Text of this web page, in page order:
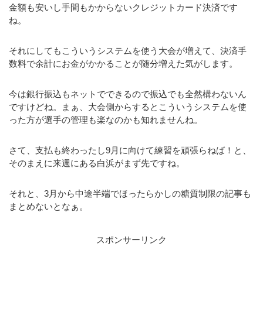
金額も安いし手間もかからないクレジットカード決済です
ね。
それにしてもこういうシステムを使う大会が増えて、決済手
数料で余計にお金がかかることが随分増えた気がします。
今は銀行振込もネットでできるので振込でも全然構わないん
ですけどね。まぁ、大会側からするとこういうシステムを使
った方が選手の管理も楽なのかも知れませんね。
さて、支払も終わったし9月に向けて練習を頑張らねば！と、
そのまえに来週にある白浜がまず先ですね。
それと、3月から中途半端でほったらかしの糖質制限の記事も
まとめないとなぁ。
スポンサーリンク